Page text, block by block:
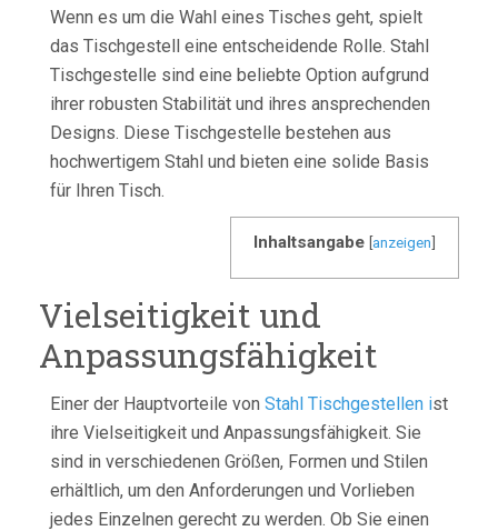
Wenn es um die Wahl eines Tisches geht, spielt
das Tischgestell eine entscheidende Rolle. Stahl
Tischgestelle sind eine beliebte Option aufgrund
ihrer robusten Stabilität und ihres ansprechenden
Designs. Diese Tischgestelle bestehen aus
hochwertigem Stahl und bieten eine solide Basis
für Ihren Tisch.
Inhaltsangabe [anzeigen]
Vielseitigkeit und
Anpassungsfähigkeit
Einer der Hauptvorteile von Stahl Tischgestellen ist
ihre Vielseitigkeit und Anpassungsfähigkeit. Sie
sind in verschiedenen Größen, Formen und Stilen
erhältlich, um den Anforderungen und Vorlieben
jedes Einzelnen gerecht zu werden. Ob Sie einen